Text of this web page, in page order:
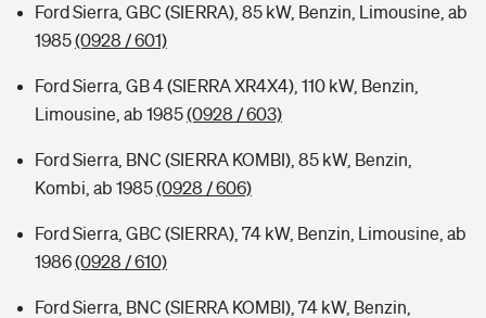
Ford Sierra, GBC (SIERRA), 85 kW, Benzin, Limousine, ab
1985(0928 / 601)
Ford Sierra, GB 4 (SIERRA XR4X4), 110 kW, Benzin,
Limousine, ab 1985(0928 / 603)
Ford Sierra, BNC (SIERRA KOMBI), 85 kW, Benzin,
Kombi, ab 1985(0928 / 606)
Ford Sierra, GBC (SIERRA), 74 kW, Benzin, Limousine, ab
1986(0928 / 610)
Ford Sierra, BNC (SIERRA KOMBI), 74 kW, Benzin,